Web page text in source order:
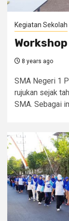
Kegiatan Sekolah
8 years ago
SMA Negeri 1
rujukan sejak
SMA. Sebagai